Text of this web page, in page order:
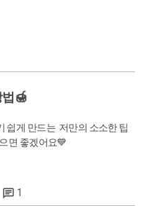
🍯
쉽게 만드는 저만의 소소한 팁
1